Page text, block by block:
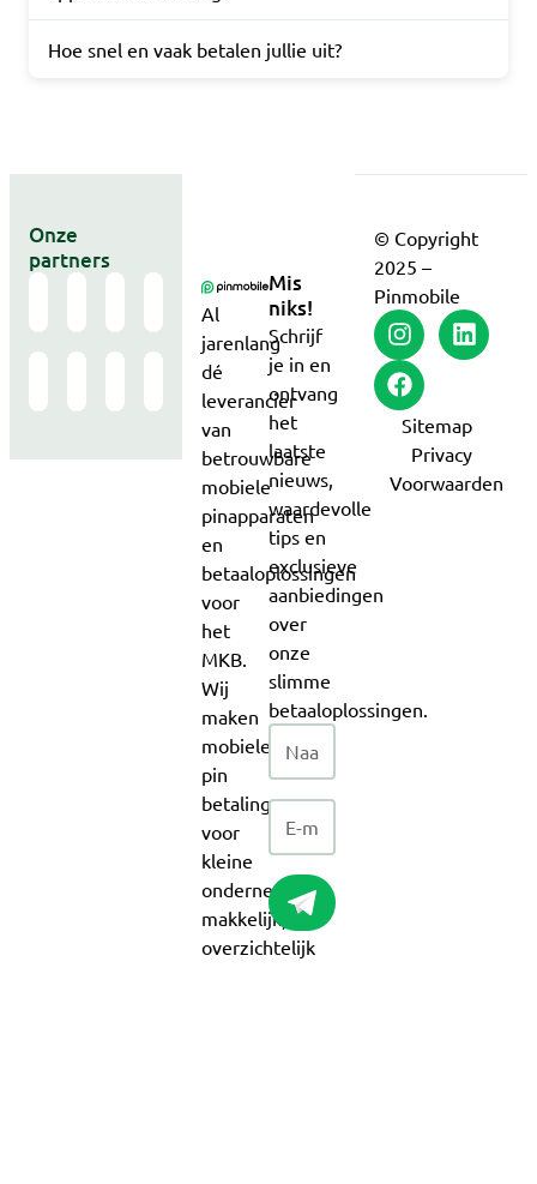
Hoe snel en vaak betalen jullie uit?
Onze
partners
Al
jarenlang
dé
leverancier
van
betrouwbare
mobiele
pinapparaten
en
betaaloplossingen
voor
het
MKB.
Wij
maken
mobiele
pin
betalingen
voor
kleine
ondernemers
makkelijk,
overzichtelijk
Mis
niks!
Schrijf
je in en
ontvang
het
laatste
nieuws,
waardevolle
tips en
exclusieve
aanbiedingen
over
onze
slimme
betaaloplossingen.
© Copyright
2025 –
Pinmobile
Sitemap
Privacy
Voorwaarden